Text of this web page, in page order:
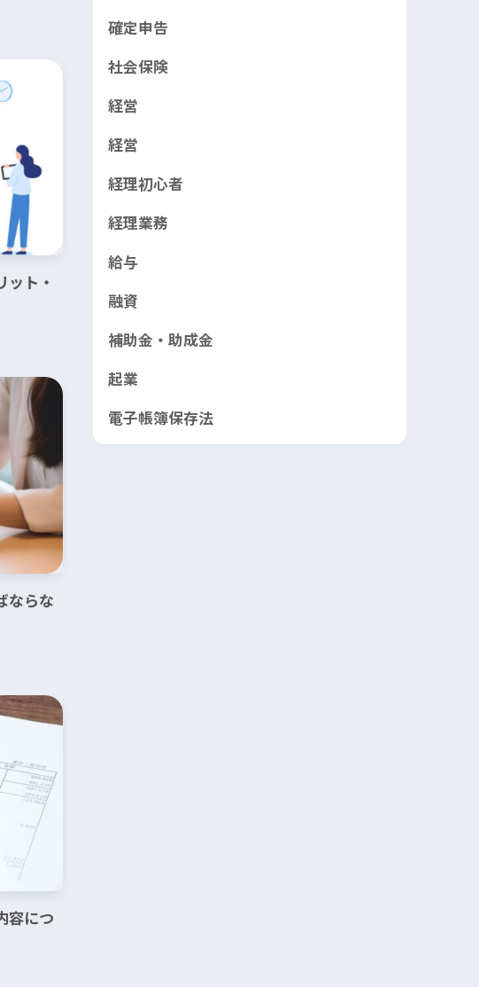
ト・
ならな
容につ
確定申告
社会保険
経営
経営
経理初心者
経理業務
給与
融資
補助金・助成金
起業
電子帳簿保存法